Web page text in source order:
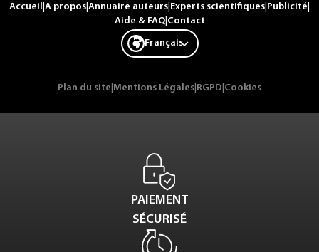
Accueil A propos Annuaire auteurs Experts scientifiques Publicité
Aide & FAQ| Contact
Français
Plan du site Mentions Légales RGPD Cookies
PAIEMENT
SÉCURISÉ